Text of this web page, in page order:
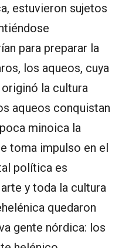
estuvieron sujetos
para preparar la
los aqueos, cuya
la cultura
aqueos conquistan
minoica la
toma impulso en el
política es
y toda la cultura
quedaron
gente nórdica: los